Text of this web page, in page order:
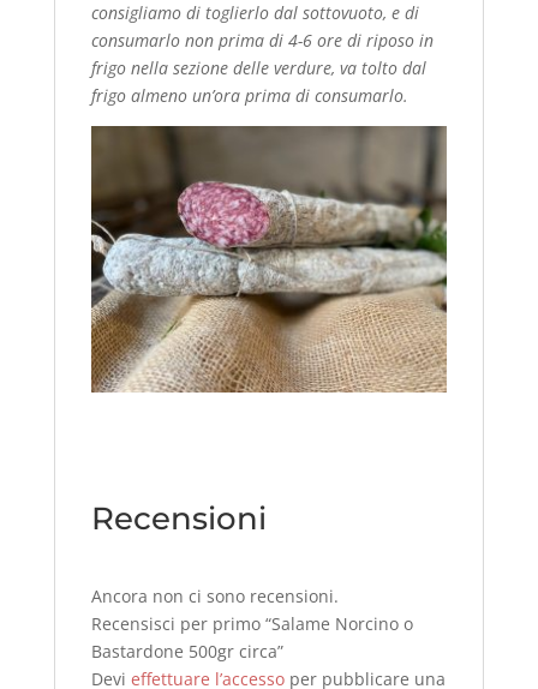
consigliamo di toglierlo dal sottovuoto, e di
consumarlo non prima di 4-6 ore di riposo in
frigo nella sezione delle verdure, va tolto dal
frigo almeno un’ora prima di consumarlo.
Recensioni
Ancora non ci sono recensioni.
Recensisci per primo “Salame Norcino o
Bastardone 500gr circa”
Devi effettuare l’accessoper pubblicare una